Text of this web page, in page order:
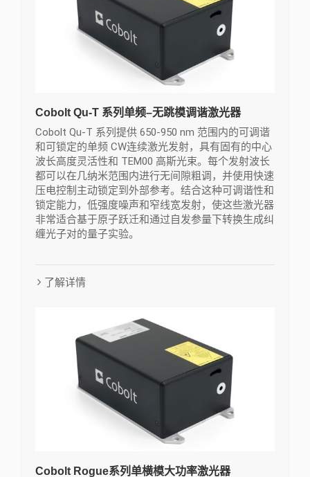
Cobolt Qu-T 系列单频–无跳模调谐激光器
Cobolt Qu-T 系列提供 650-950 nm 范围内的可调谐
和可锁定的单频 CW连续激光发射，具有固有的中心
波长高度灵活性和 TEM00 高斯光束。每个发射波长
都可以在几纳米范围内进行无间隙粗调，并使用快速
压电控制主动锁定到外部参考。结合这种可调谐性和
锁定能力，低强度噪声和窄线宽发射，使这些激光器
非常适合基于原子跃迁和通过自发参量下转换生成纠
缠光子对的量子实验。
了解详情
Cobolt Rogue系列单横模大功率激光器